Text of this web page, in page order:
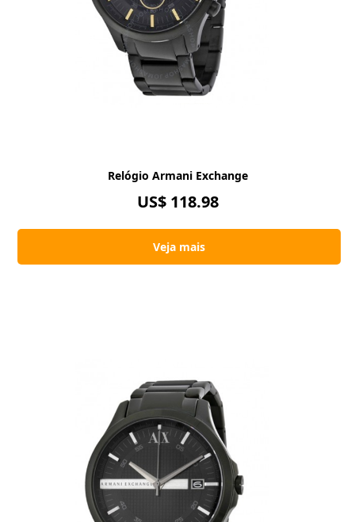
Relógio Armani Exchange
US$ 118.98
Veja mais